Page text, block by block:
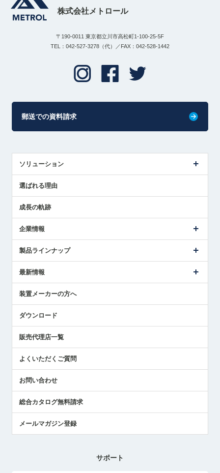
株式会社メトロール
〒190-0011 東京都立川市高松町1-100-25-5F
TEL：042-527-3278（代）／FAX：042-528-1442
郵送での資料請求
ソリューション
解決策提案
選ばれる理由
成長の軌跡
企業情報
ごあいさつ
受賞履歴
採用情報
国/地域/言語
製品ラインナップ
ツールセッタ製品
エアマイクロセンサ製品
最新情報
メトロールの技術
社員ブログ
中小企業のBCP地震対策
センサのテクニカルガイド
社長ブログ
装置メーカーの方へ
ダウンロード
販売代理店一覧
よくいただくご質問
お問い合わせ
総合カタログ無料請求
メールマガジン登録
サポート